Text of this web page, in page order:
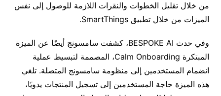
من خلال تقليل الخطوات والنقرات اللازمة للوصول إلى نفس
الميزات من خلال تطبيق SmartThings.
وفي حدث BESPOKE AI، كشفت سامسونج أيضًا عن الميزة
المبتكرة Calm Onboarding، المصممة لتبسيط عملية
انضمام المستخدمين إلى منظومة سامسونج المتصلة. تلغي
هذه الميزة حاجة المستخدمين إلى تسجيل المنتجات يدويًا،